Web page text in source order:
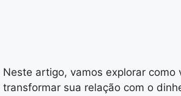
Neste artigo, vamos explorar como
transformar sua relação com o